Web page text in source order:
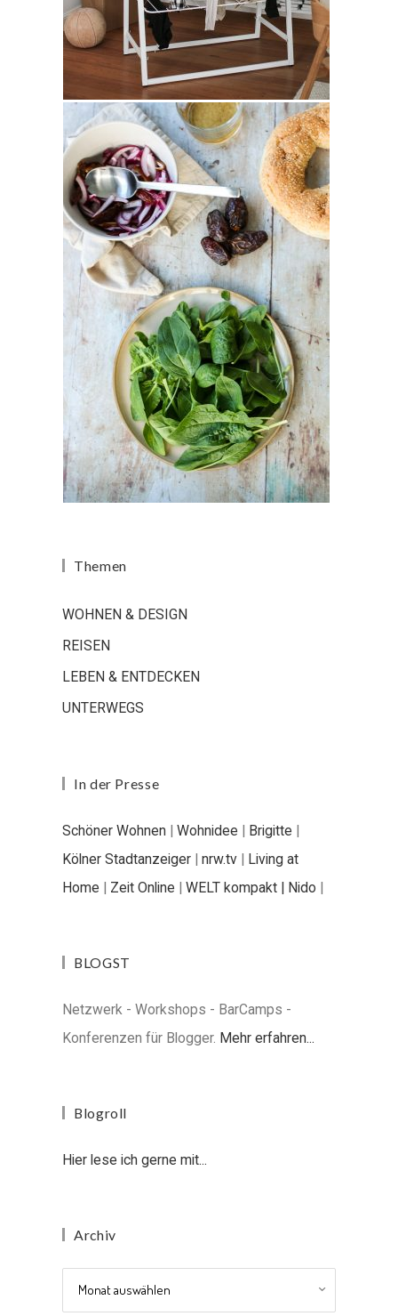
Themen
WOHNEN & DESIGN
REISEN
LEBEN & ENTDECKEN
UNTERWEGS
In der Presse
Schöner Wohnen | Wohnidee | Brigitte |
Kölner Stadtanzeiger | nrw.tv | Living at
Home | Zeit Online | WELT kompakt | Nido |
BLOGST
Netzwerk - Workshops - BarCamps -
Konferenzen für Blogger. Mehr erfahren...
Blogroll
Hier lese ich gerne mit...
Archiv